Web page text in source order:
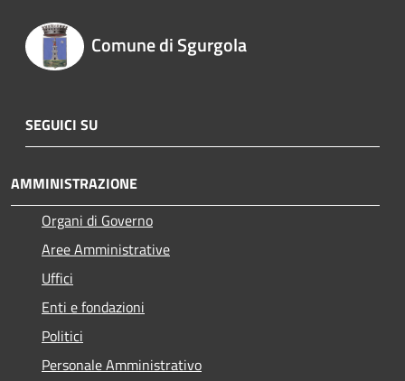
Comune di Sgurgola
SEGUICI SU
AMMINISTRAZIONE
Organi di Governo
Aree Amministrative
Uffici
Enti e fondazioni
Politici
Personale Amministrativo